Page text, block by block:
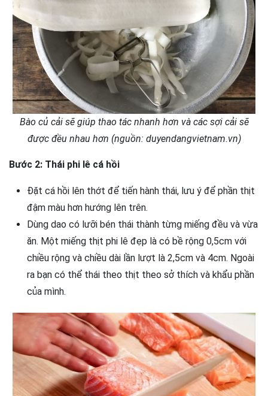
Bào củ cải sẽ giúp thao tác nhanh hơn và các sợi cải sẽ
được đều nhau hơn (nguồn: duyendangvietnam.vn)
Bước 2: Thái phi lê cá hồi
Đặt cá hồi lên thớt để tiến hành thái, lưu ý để phần thịt
đậm màu hơn hướng lên trên.
Dùng dao có lưỡi bén thái thành từng miếng đều và vừa
ăn. Một miếng thịt phi lê đẹp là có bề rộng 0,5cm với
chiều rộng và chiều dài lần lượt là 2,5cm và 4cm. Ngoài
ra bạn có thể thái theo thịt theo sở thích và khẩu phần
của mình.